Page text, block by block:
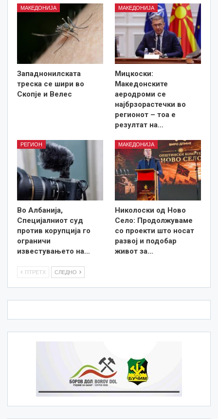
МАКЕДОНИЈА
Западнонилската
треска се шири во
Скопје и Велес
МАКЕДОНИЈА
Мицкоски:
Македонските
аеродроми се
најбрзорастечки во
регионот – тоа е
резултат на…
РЕГИОН
Во Албанија,
Специјалниот суд
против корупција го
ограничи
известувањето на…
МАКЕДОНИЈА
Николоски од Ново
Село: Продолжуваме
со проекти што носат
развој и подобар
живот за…
ПТРЕТХ СЛЕДНО